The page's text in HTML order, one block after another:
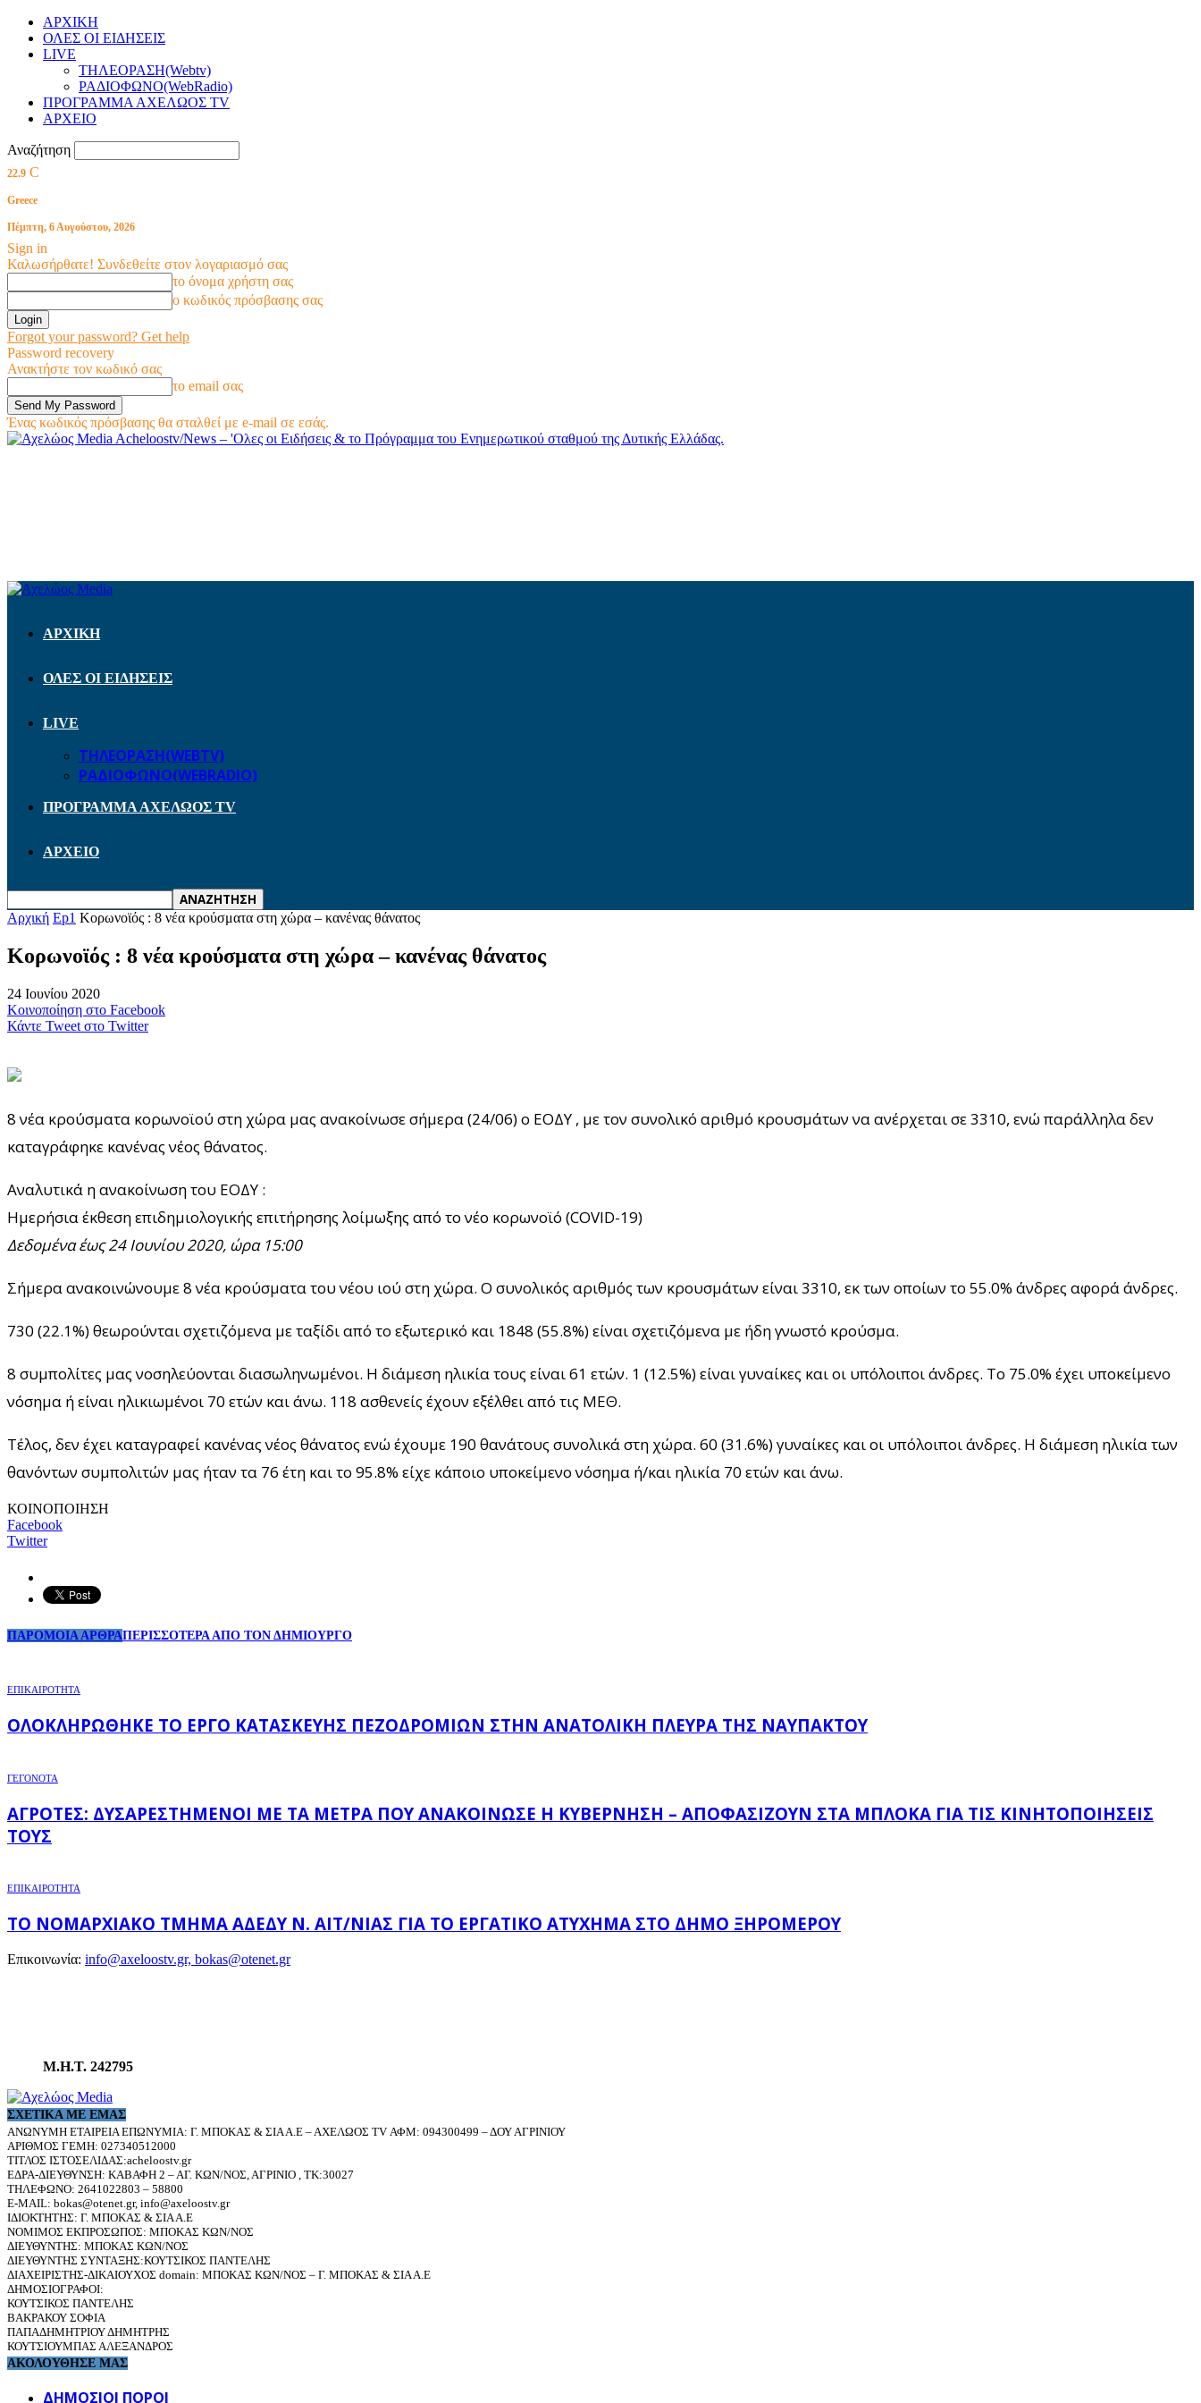
ΑΡΧΙΚΗ
ΟΛΕΣ ΟΙ ΕΙΔΗΣΕΙΣ
LIVE
ΤΗΛΕΟΡΑΣΗ(Webtv)
ΡΑΔΙΟΦΩΝΟ(WebRadio)
ΠΡΟΓΡΑΜΜΑ ΑΧΕΛΩΟΣ TV
ΑΡΧΕΙΟ
Αναζήτηση
22.9 C
Greece
Πέμπτη, 6 Αυγούστου, 2026
Sign in
Καλωσήρθατε! Συνδεθείτε στον λογαριασμό σας
το όνομα χρήστη σας
ο κωδικός πρόσβασης σας
Forgot your password? Get help
Password recovery
Ανακτήστε τον κωδικό σας
το email σας
Ένας κωδικός πρόσβασης θα σταλθεί με e-mail σε εσάς.
Acheloostv/News – 'Ολες οι Ειδήσεις & το Πρόγραμμα του Ενημερωτικού σταθμού της Δυτικής Ελλάδας.
ΑΡΧΙΚΗ
ΟΛΕΣ ΟΙ ΕΙΔΗΣΕΙΣ
LIVE
ΤΗΛΕΟΡΑΣΗ(WEBTV)
ΡΑΔΙΟΦΩΝΟ(WEBRADIO)
ΠΡΟΓΡΑΜΜΑ ΑΧΕΛΩΟΣ TV
ΑΡΧΕΙΟ
Αρχική Ep1 Κορωνοϊός : 8 νέα κρούσματα στη χώρα – κανένας θάνατος
Κορωνοϊός : 8 νέα κρούσματα στη χώρα – κανένας θάνατος
24 Ιουνίου 2020
Κοινοποίηση στο Facebook
Κάντε Tweet στο Twitter
8 νέα κρούσματα κορωνοϊού στη χώρα μας ανακοίνωσε σήμερα (24/06) o ΕΟΔΥ , με τον συνολικό αριθμό κρουσμάτων να ανέρχεται σε 3310, ενώ παράλληλα δεν
καταγράφηκε κανένας νέος θάνατος.
Αναλυτικά η ανακοίνωση του ΕΟΔΥ :
Ημερήσια έκθεση επιδημιολογικής επιτήρησης λοίμωξης από το νέο κορωνοϊό (COVID-19)
Δεδομένα έως 24 Ιουνίου 2020, ώρα 15:00
Σήμερα ανακοινώνουμε 8 νέα κρούσματα του νέου ιού στη χώρα. Ο συνολικός αριθμός των κρουσμάτων είναι 3310, εκ των οποίων το 55.0% άνδρες αφορά άνδρες.
730 (22.1%) θεωρούνται σχετιζόμενα με ταξίδι από το εξωτερικό και 1848 (55.8%) είναι σχετιζόμενα με ήδη γνωστό κρούσμα.
8 συμπολίτες μας νοσηλεύονται διασωληνωμένοι. Η διάμεση ηλικία τους είναι 61 ετών. 1 (12.5%) είναι γυναίκες και οι υπόλοιποι άνδρες. To 75.0% έχει υποκείμενο
νόσημα ή είναι ηλικιωμένοι 70 ετών και άνω. 118 ασθενείς έχουν εξέλθει από τις ΜΕΘ.
Τέλος, δεν έχει καταγραφεί κανένας νέος θάνατος ενώ έχουμε 190 θανάτους συνολικά στη χώρα. 60 (31.6%) γυναίκες και οι υπόλοιποι άνδρες. Η διάμεση ηλικία των
θανόντων συμπολιτών μας ήταν τα 76 έτη και το 95.8% είχε κάποιο υποκείμενο νόσημα ή/και ηλικία 70 ετών και άνω.
ΚΟΙΝΟΠΟΙΗΣΗ
Facebook
Twitter
ΠΑΡΟΜΟΙΑ ΑΡΘΡΑΠΕΡΙΣΣΟΤΕΡΑ ΑΠΟ ΤΟΝ ΔΗΜΙΟΥΡΓΟ
ΕΠΙΚΑΙΡΟΤΗΤΑ
ΟΛΟΚΛΗΡΏΘΗΚΕ ΤΟ ΈΡΓΟ ΚΑΤΑΣΚΕΥΉΣ ΠΕΖΟΔΡΟΜΊΩΝ ΣΤΗΝ ΑΝΑΤΟΛΙΚΉ ΠΛΕΥΡΆ ΤΗΣ ΝΑΥΠΆΚΤΟΥ
ΓΕΓΟΝΟΤΑ
ΑΓΡΌΤΕΣ: ΔΥΣΑΡΕΣΤΗΜΈΝΟΙ ΜΕ ΤΑ ΜΈΤΡΑ ΠΟΥ ΑΝΑΚΟΊΝΩΣΕ Η ΚΥΒΈΡΝΗΣΗ – ΑΠΟΦΑΣΊΖΟΥΝ ΣΤΑ ΜΠΛΌΚΑ ΓΙΑ ΤΙΣ ΚΙΝΗΤΟΠΟΙΉΣΕΙΣ
ΤΟΥΣ
ΕΠΙΚΑΙΡΟΤΗΤΑ
ΤΟ ΝΟΜΑΡΧΙΑΚΌ ΤΜΉΜΑ ΑΔΕΔΥ Ν. ΑΙΤ/ΝΊΑΣ ΓΙΑ ΤΟ ΕΡΓΑΤΙΚΌ ΑΤΎΧΗΜΑ ΣΤΟ ΔΉΜΟ ΞΗΡΟΜΈΡΟΥ
Επικοινωνία: info@axeloostv.gr, bokas@otenet.gr
Μ.Η.Τ. 242795
ΣΧΕΤΙΚΆ ΜΕ ΕΜΆΣ
ΑΝΩΝΥΜΗ ΕΤΑΙΡΕΙΑ ΕΠΩΝΥΜΙΑ: Γ. ΜΠΟΚΑΣ & ΣΙΑ Α.Ε – ΑΧΕΛΩΟΣ TV ΑΦΜ: 094300499 – ΔΟΥ ΑΓΡΙΝΙΟΥ
ΑΡΙΘΜΟΣ ΓΕΜΗ: 027340512000
ΤΙΤΛΟΣ ΙΣΤΟΣΕΛΙΔΑΣ:acheloostv.gr
ΕΔΡΑ-ΔΙΕΥΘΥΝΣΗ: ΚΑΒΑΦΗ 2 – ΑΓ. ΚΩΝ/ΝΟΣ, ΑΓΡΙΝΙΟ , ΤΚ:30027
ΤΗΛΕΦΩΝΟ: 2641022803 – 58800
E-MAIL: bokas@otenet.gr, info@axeloostv.gr
ΙΔΙΟΚΤΗΤΗΣ: Γ. ΜΠΟΚΑΣ & ΣΙΑ Α.Ε
ΝΟΜΙΜΟΣ ΕΚΠΡΟΣΩΠΟΣ: ΜΠΟΚΑΣ ΚΩΝ/ΝΟΣ
ΔΙΕΥΘΥΝΤΗΣ: ΜΠΟΚΑΣ ΚΩΝ/ΝΟΣ
ΔΙΕΥΘΥΝΤΗΣ ΣΥΝΤΑΞΗΣ:ΚΟΥΤΣΙΚΟΣ ΠΑΝΤΕΛΗΣ
ΔΙΑΧΕΙΡΙΣΤΗΣ-ΔΙΚΑΙΟΥΧΟΣ domain: ΜΠΟΚΑΣ ΚΩΝ/ΝΟΣ – Γ. ΜΠΟΚΑΣ & ΣΙΑ Α.Ε
ΔΗΜΟΣΙΟΓΡΑΦΟΙ:
ΚΟΥΤΣΙΚΟΣ ΠΑΝΤΕΛΗΣ
ΒΑΚΡΑΚΟΥ ΣΟΦΙΑ
ΠΑΠΑΔΗΜΗΤΡΙΟΥ ΔΗΜΗΤΡΗΣ
ΚΟΥΤΣΙΟΥΜΠΑΣ ΑΛΕΞΑΝΔΡΟΣ
ΑΚΟΛΟΥΘΗΣΕ ΜΑΣ
ΔΗΜΟΣΙΟΙ ΠΟΡΟΙ